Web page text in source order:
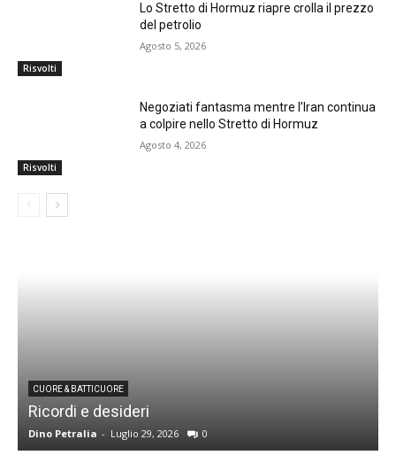
Risvolti
Lo Stretto di Hormuz riapre crolla il prezzo
del petrolio
Agosto 5, 2026
Risvolti
Negoziati fantasma mentre l’Iran continua
a colpire nello Stretto di Hormuz
Agosto 4, 2026
CUORE & BATTICUORE
Ricordi e desideri
Dino Petralia - Luglio 29, 2026 0